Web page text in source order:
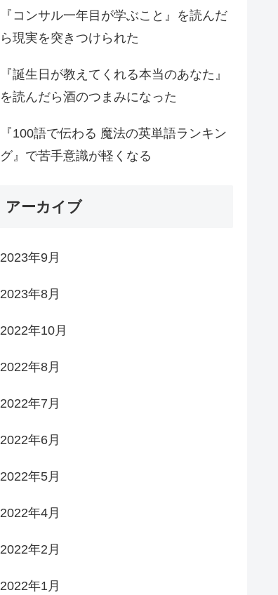
『コンサル一年目が学ぶこと』を読んだ
ら現実を突きつけられた
『誕生日が教えてくれる本当のあなた』
を読んだら酒のつまみになった
『100語で伝わる 魔法の英単語ランキン
グ』で苦手意識が軽くなる
アーカイブ
2023年9月
2023年8月
2022年10月
2022年8月
2022年7月
2022年6月
2022年5月
2022年4月
2022年2月
2022年1月